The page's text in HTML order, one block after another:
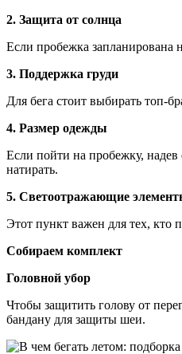
2. Защита от солнца
Если пробежка запланирована
3. Поддержка груди
Для бега стоит выбирать топ-
4. Размер одежды
Если пойти на пробежку,
натирать.
5. Светоотражающие
Этот пункт важен для тех, кто
Собираем комплект
Головной убор
Чтобы защитить голову от
бандану для защиты шеи.